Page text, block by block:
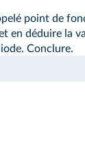
point de
en déduire la
Conclure.